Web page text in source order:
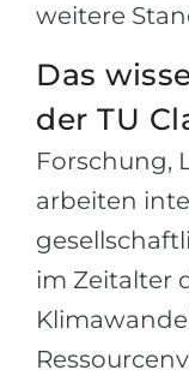
weitere
Das
der TU
Forschung,
arbeiten
im Zeitalter